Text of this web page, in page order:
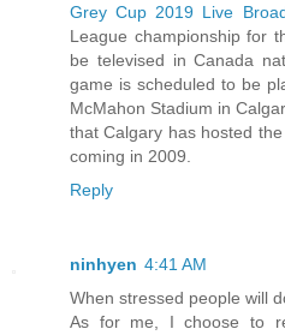
Grey Cup 2019 Live
League championship for
be televised in Canada
game is scheduled to be
McMahon Stadium in
that Calgary has hosted
coming in 2009.
Reply
ninhyen 4:41 AM
When stressed people will
As for me, I choose to